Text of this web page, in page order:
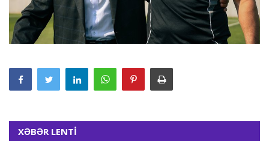
XƏBƏR LENTİ